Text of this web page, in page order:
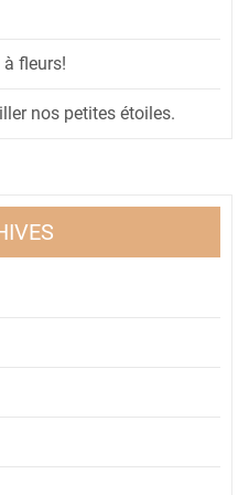
fleurs!
nos petites étoiles.